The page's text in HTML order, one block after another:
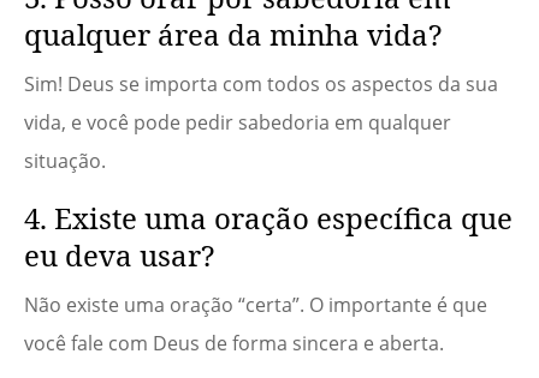
qualquer área da minha vida?
Sim! Deus se importa com todos os aspectos da sua
vida, e você pode pedir sabedoria em qualquer
situação.
4. Existe uma oração específica que
eu deva usar?
Não existe uma oração “certa”. O importante é que
você fale com Deus de forma sincera e aberta.